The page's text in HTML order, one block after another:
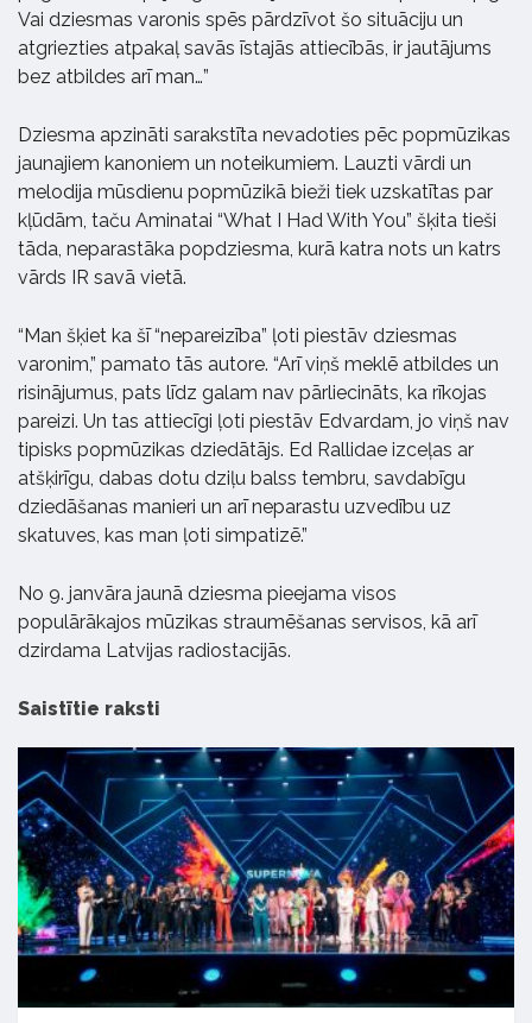
Vai dziesmas varonis spēs pārdzīvot šo situāciju un
atgriezties atpakaļ savās īstajās attiecībās, ir jautājums
bez atbildes arī man…”
Dziesma apzināti sarakstīta nevadoties pēc popmūzikas
jaunajiem kanoniem un noteikumiem. Lauzti vārdi un
melodija mūsdienu popmūzikā bieži tiek uzskatītas par
kļūdām, taču Aminatai “What I Had With You” šķita tieši
tāda, neparastāka popdziesma, kurā katra nots un katrs
vārds IR savā vietā.
“Man šķiet ka šī “nepareizība” ļoti piestāv dziesmas
varonim,” pamato tās autore. “Arī viņš meklē atbildes un
risinājumus, pats līdz galam nav pārliecināts, ka rīkojas
pareizi. Un tas attiecīgi ļoti piestāv Edvardam, jo viņš nav
tipisks popmūzikas dziedātājs. Ed Rallidae izceļas ar
atšķirīgu, dabas dotu dziļu balss tembru, savdabīgu
dziedāšanas manieri un arī neparastu uzvedību uz
skatuves, kas man ļoti simpatizē.”
No 9. janvāra jaunā dziesma pieejama visos
populārākajos mūzikas straumēšanas servisos, kā arī
dzirdama Latvijas radiostacijās.
Saistītie raksti